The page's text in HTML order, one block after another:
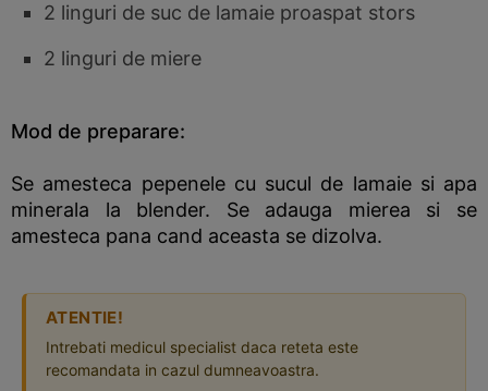
2 linguri de suc de lamaie proaspat stors
2 linguri de miere
Mod de preparare:
Se amesteca pepenele cu sucul de lamaie si apa
minerala la blender. Se adauga mierea si se
amesteca pana cand aceasta se dizolva.
ATENTIE!
Intrebati medicul specialist daca reteta este
recomandata in cazul dumneavoastra.